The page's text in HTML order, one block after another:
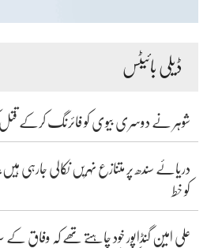
ڈیلی بائیٹس
شوہر نے دوسری بیوی کو فائرنگ کرکے قتل
دریائے سندھ پر متنازع نہریں نکالی جارہی ہیں،
کو خط
علی امین گنڈاپور خود چاہتے تھے کہ وفاق